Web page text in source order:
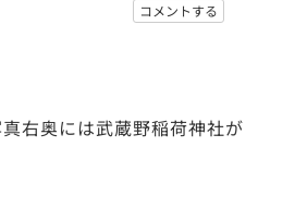
コメントする
右奥には武蔵野稲荷神社が